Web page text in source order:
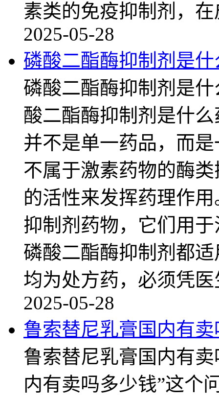
素类的免疫抑制剂，在
2025-05-28
磷酸二酯酶抑制剂是
磷酸二酯酶抑制剂是
酸二酯酶抑制剂是什
并不是单一药品，而
不属于激素药物的酶
的活性来发挥药理作
抑制剂药物，它们用
磷酸二酯酶抑制剂都
均为处方药，必须凭医
2025-05-28
鲁索替尼乳膏国内有
鲁索替尼乳膏国内有
内有卖吗多少钱”这个